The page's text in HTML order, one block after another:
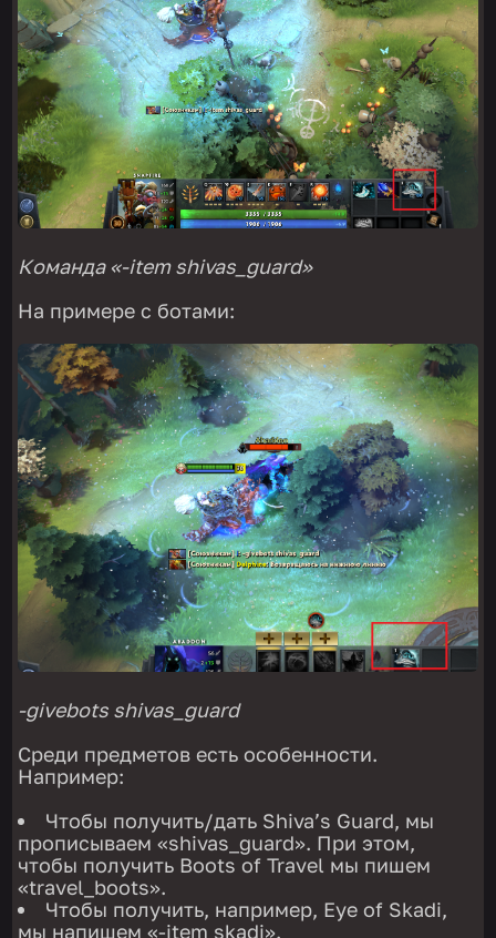
Команда «-item shivas_guard»
На примере с ботами:
-givebots shivas_guard
Среди предметов есть особенности.
Например:
Чтобы получить/дать Shiva’s Guard, мы
прописываем «shivas_guard». При этом,
чтобы получить Boots of Travel мы пишем
«travel_boots».
Чтобы получить, например, Eye of Skadi,
мы напишем «-item skadi».